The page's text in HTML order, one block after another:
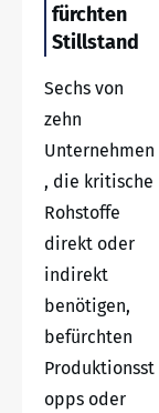
fürchten
Stillstand
Sechs von
zehn
Unternehmen
, die kritische
Rohstoffe
direkt oder
indirekt
benötigen,
befürchten
Produktionsst
opps oder